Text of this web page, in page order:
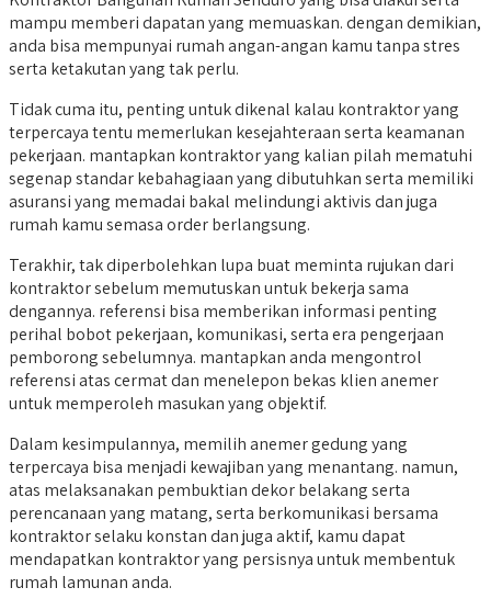
mampu memberi dapatan yang memuaskan. dengan demikian,
anda bisa mempunyai rumah angan-angan kamu tanpa stres
serta ketakutan yang tak perlu.
Tidak cuma itu, penting untuk dikenal kalau kontraktor yang
terpercaya tentu memerlukan kesejahteraan serta keamanan
pekerjaan. mantapkan kontraktor yang kalian pilah mematuhi
segenap standar kebahagiaan yang dibutuhkan serta memiliki
asuransi yang memadai bakal melindungi aktivis dan juga
rumah kamu semasa order berlangsung.
Terakhir, tak diperbolehkan lupa buat meminta rujukan dari
kontraktor sebelum memutuskan untuk bekerja sama
dengannya. referensi bisa memberikan informasi penting
perihal bobot pekerjaan, komunikasi, serta era pengerjaan
pemborong sebelumnya. mantapkan anda mengontrol
referensi atas cermat dan menelepon bekas klien anemer
untuk memperoleh masukan yang objektif.
Dalam kesimpulannya, memilih anemer gedung yang
terpercaya bisa menjadi kewajiban yang menantang. namun,
atas melaksanakan pembuktian dekor belakang serta
perencanaan yang matang, serta berkomunikasi bersama
kontraktor selaku konstan dan juga aktif, kamu dapat
mendapatkan kontraktor yang persisnya untuk membentuk
rumah lamunan anda.